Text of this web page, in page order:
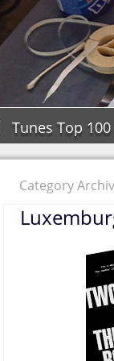
Tunes Top 100
Category